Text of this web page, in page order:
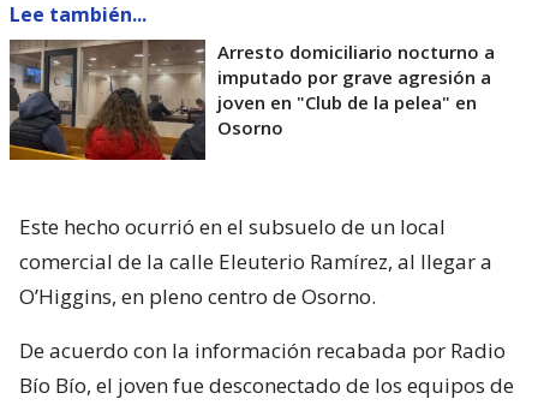
Lee también...
Arresto domiciliario nocturno a
imputado por grave agresión a
joven en "Club de la pelea" en
Osorno
Este hecho ocurrió en el subsuelo de un local
comercial de la calle Eleuterio Ramírez, al llegar a
O’Higgins, en pleno centro de Osorno.
De acuerdo con la información recabada por Radio
Bío Bío, el joven fue desconectado de los equipos de